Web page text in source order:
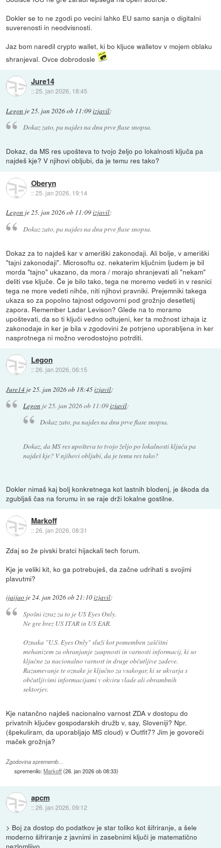
Dokler se to ne zgodi po vecini lahko EU samo sanja o digitalni
suverenosti in neodvisnosti.
Jaz bom naredil crypto wallet, ki bo kljuce walletov v mojem oblaku
shranjeval. Ovce dobrodosle
Jure14
::25. jan 2026, 18:45
Legon je25. jan 2026 ob 11:09izjavil:
Dokaz zato, pa najdes na dnu prve flase snopsa.
Dokaz, da MS res upošteva to tvojo željo po lokalnosti ključa pa
najdeš kje? V njihovi obljubi, da je temu res tako?
Oberyn
::25. jan 2026, 19:14
Legon je25. jan 2026 ob 11:09izjavil:
Dokaz zato, pa najdes na dnu prve flase snopsa.
Dokaz za to najdeš kar v ameriški zakonodaji. Ali bolje, v ameriški
"tajni zakonodaji". Microsoftu oz. nekaterim ključnim ljudem je bil
morda "tajno" ukazano, da mora / morajo shranjevati ali "nekam"
deliti vse ključe. Če je bilo tako, tega ne moremo vedeti in v resnici
tega ne more vedeti nihče, niti njihovi pravniki. Prejemniki takega
ukaza so za popolno tajnost odgovorni pod grožnjo desetletij
zapora. Remember Ladar Levison? Glede na to moramo
upoštevati, da so ti ključi vedno odtujeni, ker ta možnost izhaja iz
zakonodaje in ker je bila v zgodovini že potrjeno uporabljena in ker
nasprotnega ni možno verodostojno potrditi.
Legon
::26. jan 2026, 06:15
Jure14 je25. jan 2026 ob 18:45izjavil:
Legonje25. jan 2026 ob 11:09izjavil:
Dokaz zato, pa najdes na dnu prve flase snopsa.
Dokaz, da MS res upošteva to tvojo željo po lokalnosti ključa pa
najdeš kje? V njihovi obljubi, da je temu res tako?
Dokler nimaš kaj bolj konkretnega kot lastnih blodenj, je škoda da
zgubljaš čas na forumu in se raje drži lokalne gostilne.
Markoff
::26. jan 2026, 08:31
Zdaj so že pivski bratci hijackali tech forum.
Kje je veliki kit, ko ga potrebuješ, da začne udrihati s svojimi
plavutmi?
ijaijao je24. jan 2026 ob 21:10izjavil:
Spošni izraz za to je US Eyes Only.
Ne gre brez US ITAR in US EAR.
Oznaka "U.S. Eyes Only" služi kot pomemben zaščitni
mehanizem za ohranjanje zaupnosti in varnosti informacij, ki so
ključne za nacionalno varnost in druge občutljive zadeve.
Razumevanje te oznake je ključno za vsakogar, ki se ukvarja s
občutljivimi informacijami v okviru vlade ali obrambnih
sektorjev.
Kje natančno najdeš nacionalno varnost ZDA v dostopu do
privatnih ključev gospodarskih družb v, say, Sloveniji? Npr.
(špekuliram, da uporabljajo MS cloud) v Outfit7? Jim je govoreči
maček grožnja?
Zgodovina sprememb…
spremenilo:Markoff(26. jan 2026 ob 08:33)
apcm
::26. jan 2026, 09:12
> Boj za dostop do podatkov je star toliko kot šifriranje, a šele
moderno šifriranje z javnimi in zasebnimi ključi je matematično
nezlomljivo.